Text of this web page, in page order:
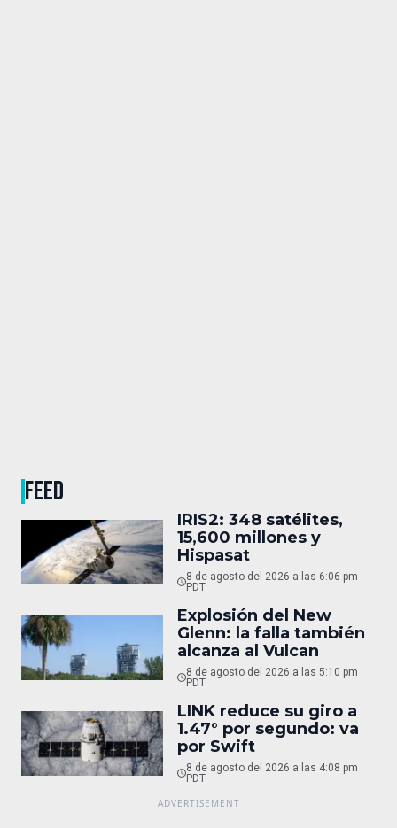
FEED
IRIS2: 348 satélites,
15,600 millones y
Hispasat
8 de agosto del 2026 a las 6:06 pm
PDT
Explosión del New
Glenn: la falla también
alcanza al Vulcan
8 de agosto del 2026 a las 5:10 pm
PDT
LINK reduce su giro a
1.47° por segundo: va
por Swift
8 de agosto del 2026 a las 4:08 pm
PDT